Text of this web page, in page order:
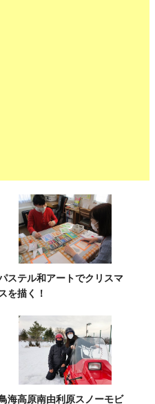
ステル和アートでクリスマ
スを描く！
海高原南由利原スノーモビ